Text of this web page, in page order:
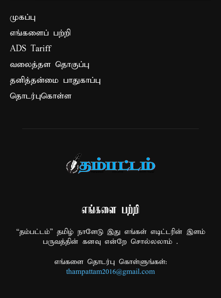
முகப்பு
எங்களைப் பற்றி
ADS Tariff
வலைத்தள தொகுப்பு
தனித்தன்மை பாதுகாப்பு
தொடர்புகொள்ள
எங்களை பற்றி
“தம்பட்டம்” தமிழ் நாளேடு இது எங்கள் எடிட்டரின் இளம்
பருவத்தின் கனவு என்றே சொல்லலாம் .
எங்களை தொடர்பு கொள்ளுங்கள்:
thampattam2016@gmail.com